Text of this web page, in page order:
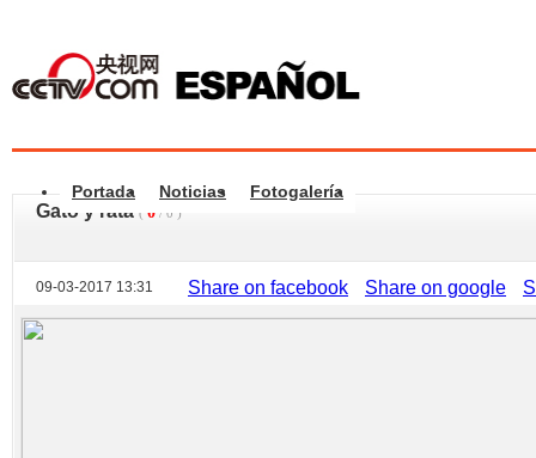
Portada Noticias Fotogalería
Gato y rata ( 0 / 0 )
09-03-2017 13:31 Share on facebook Share on google